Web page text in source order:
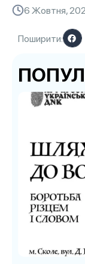
6 Жовтня,
Поширити: